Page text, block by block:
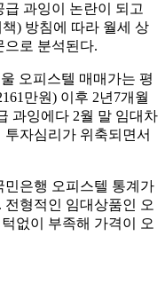
과잉이 논란이 되고
) 방침에 따라 월세 상
으로 분석된다.
오피스텔 매매가는 평
만원) 이후 2년7개월
과잉에다 2월 말 임대차
자심리가 위축되면서
민은행 오피스텔 통계가
전형적인 임대상품인 오
없이 부족해 가격이 오